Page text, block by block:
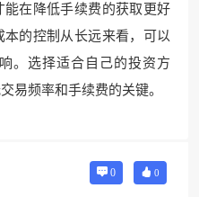
在降低手续费的获取更好
的控制从长远来看，可以
。选择适合自己的投资方
易频率和手续费的关键。
0 0